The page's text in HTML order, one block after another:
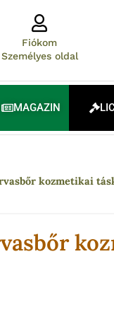
Fiókom
Személyes oldal
MAGAZIN
kozmetikai